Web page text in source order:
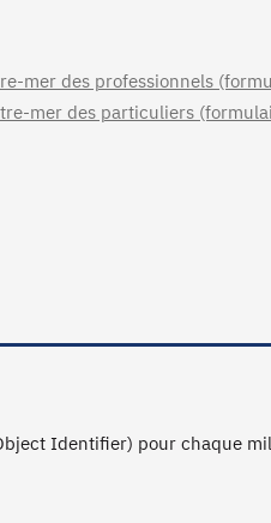
mer des professionnels
mer des particuliers
Identifier) pour chaque